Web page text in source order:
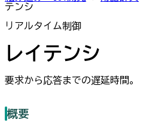
テンシ
リアルタイム制御
レイテンシ
要求から応答までの遅延時間。
概要